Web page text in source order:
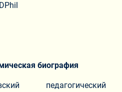
биография
педагогический